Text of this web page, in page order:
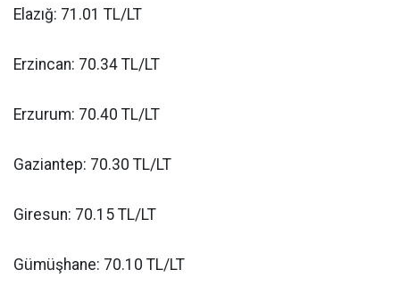
Elazığ: 71.01 TL/LT
Erzincan: 70.34 TL/LT
Erzurum: 70.40 TL/LT
Gaziantep: 70.30 TL/LT
Giresun: 70.15 TL/LT
Gümüşhane: 70.10 TL/LT